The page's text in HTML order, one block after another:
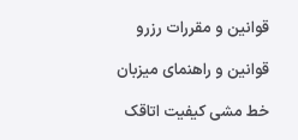
قوانین و مقررات رزرو
قوانین و راهنمای میزبان
خط مشی کیفیت اتاقک